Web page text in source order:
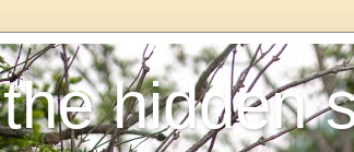
hidden